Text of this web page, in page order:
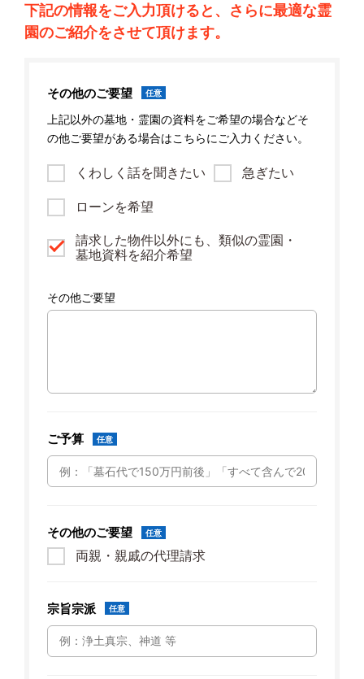
下記の情報をご入力頂けると、さらに最適な霊
園のご紹介をさせて頂けます。
その他のご要望 任意
上記以外の墓地・霊園の資料をご希望の場合などそ
の他ご要望がある場合はこちらにご入力ください。
くわしく話を聞きたい 急ぎたい
ローンを希望
請求した物件以外にも、類似の霊園・
墓地資料を紹介希望
その他ご要望
ご予算 任意
その他のご要望 任意
両親・親戚の代理請求
宗旨宗派 任意